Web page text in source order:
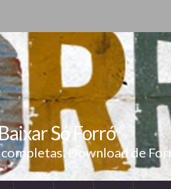
Só Forró
completas, Download de